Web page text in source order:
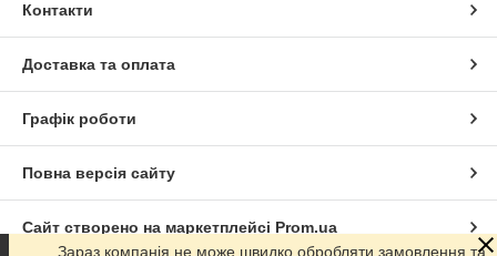
Контакти
Доставка та оплата
Графік роботи
Повна версія сайту
Сайт створено на маркетплейсі Prom.ua
Зараз компанія не може швидко обробляти замовлення та